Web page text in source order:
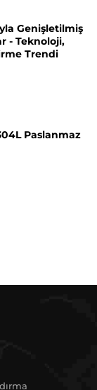
Genişletilmiş
- Teknoloji,
Trendi
Paslanmaz